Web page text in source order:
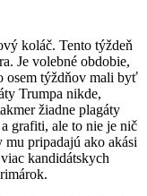
koláč. Tento týždeň
Je volebné obdobie,
osem týždňov mali byť
Trumpa nikde,
žiadne plagáty
grafiti, ale to nie je nič
pripadajú ako akási
kandidátskych